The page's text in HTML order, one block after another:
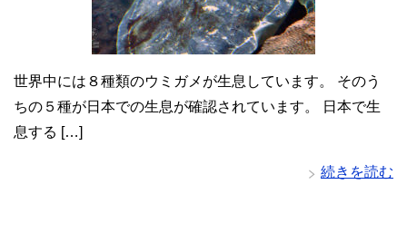
世界中には８種類のウミガメが生息しています。 そのう
ちの５種が日本での生息が確認されています。 日本で生
息する […]
続きを読む